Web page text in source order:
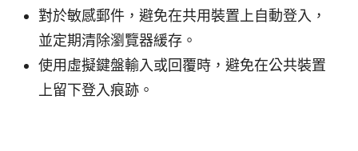
對於敏感郵件，避免在共用裝置上自動登入，
並定期清除瀏覽器緩存。
使用虛擬鍵盤輸入或回覆時，避免在公共裝置
上留下登入痕跡。